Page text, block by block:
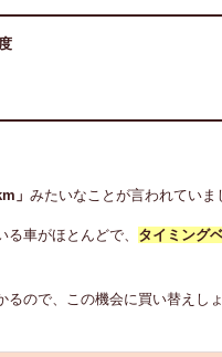
」 みたいなことが言われてい
車がほとんどで、 タイミング
るので、この機会に買い替えし